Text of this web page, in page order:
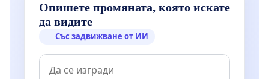
Опишете промяната, която искате
да видите
Със задвижване от ИИ